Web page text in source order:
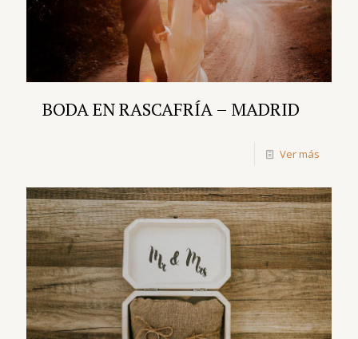
BODA EN RASCAFRÍA – MADRID
Ver más